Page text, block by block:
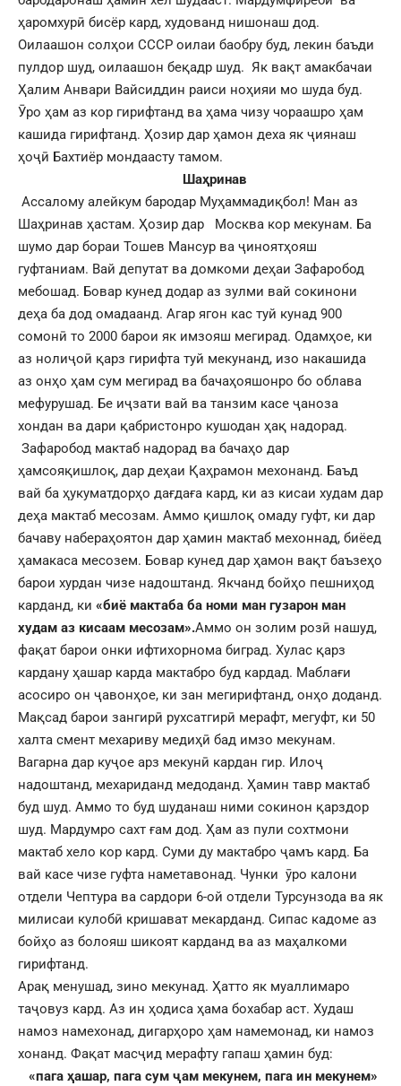
ҳаромхурӣ бисёр кард, худованд нишонаш дод.
Оилаашон солҳои СССР оилаи баобру буд, лекин баъди
пулдор шуд, оилаашон беқадр шуд. Як вақт амакбачаи
Ҳалим Анвари Вайсиддин раиси ноҳияи мо шуда буд.
Ӯро ҳам аз кор гирифтанд ва ҳама чизу чораашро ҳам
кашида гирифтанд. Ҳозир дар ҳамон деха як ҷиянаш
ҳоҷӣ Бахтиёр мондаасту тамом.
Шаҳринав
Ассалому алейкум бародар Муҳаммадиқбол! Ман аз
Шаҳринав ҳастам. Ҳозир дар Москва кор мекунам. Ба
шумо дар бораи Тошев Мансур ва ҷиноятҳояш
гуфтаниам. Вай депутат ва домкоми деҳаи Зафаробод
мебошад. Бовар кунед додар аз зулми вай сокинони
деҳа ба дод омадаанд. Агар ягон кас туй кунад 900
сомонӣ то 2000 барои як имзояш мегирад. Одамҳое, ки
аз нолиҷоӣ қарз гирифта туй мекунанд, изо накашида
аз онҳо ҳам сум мегирад ва бачаҳояшонро бо облава
мефурушад. Бе иҷзати вай ва танзим касе ҷаноза
хондан ва дари қабристонро кушодан ҳақ надорад.
Зафаробод мактаб надорад ва бачаҳо дар
ҳамсояқишлоқ, дар деҳаи Қаҳрамон мехонанд. Баъд
вай ба ҳукуматдорҳо дағдаға кард, ки аз кисаи худам дар
деҳа мактаб месозам. Аммо қишлоқ омаду гуфт, ки дар
бачаву набераҳоятон дар ҳамин мактаб мехоннад, биёед
ҳамакаса месозем. Бовар кунед дар ҳамон вақт баъзеҳо
барои хурдан чизе надоштанд. Якчанд бойҳо пешниҳод
карданд, ки «биё мактаба ба номи ман гузарон ман
худам аз кисаам месозам».Аммо он золим розӣ нашуд,
фақат барои онки ифтихорнома биград. Хулас қарз
кардану ҳашар карда мактабро буд кардад. Маблағи
асосиро он ҷавонҳое, ки зан мегирифтанд, онҳо доданд.
Мақсад барои зангирӣ рухсатгирӣ мерафт, мегуфт, ки 50
халта смент мехариву медиҳӣ бад имзо мекунам.
Вагарна дар куҷое арз мекунӣ кардан гир. Илоҷ
надоштанд, мехариданд медоданд. Ҳамин тавр мактаб
буд шуд. Аммо то буд шуданаш ними сокинон қарздор
шуд. Мардумро сахт ғам дод. Ҳам аз пули сохтмони
мактаб хело кор кард. Суми ду мактабро ҷамъ кард. Ба
вай касе чизе гуфта наметавонад. Чунки ӯро калони
отдели Чептура ва сардори 6-ой отдели Турсунзода ва як
милисаи кулобӣ кришават мекарданд. Сипас кадоме аз
бойҳо аз болояш шикоят карданд ва аз маҳалкоми
гирифтанд.
Арақ менушад, зино мекунад. Ҳатто як муаллимаро
таҷовуз кард. Аз ин ҳодиса ҳама бохабар аст. Худаш
намоз намехонад, дигарҳоро ҳам намемонад, ки намоз
хонанд. Фақат масҷид мерафту гапаш ҳамин буд:
«пага ҳашар, пага сум ҷам мекунем, пага ин мекунем»